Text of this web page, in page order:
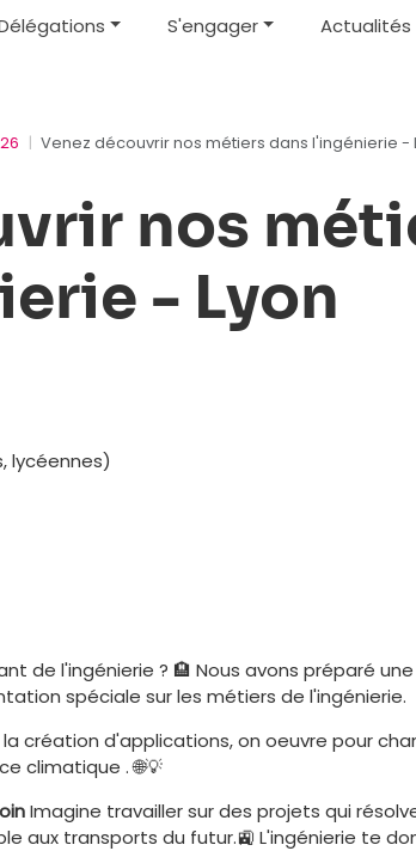
S'engager Actualités
Venez découvrir nos métiers dans l'ingénierie -
nos
- Lyon
lycéennes)
de l'ingénierie ? 🏨 Nous avons préparé
spéciale sur les métiers de l'ingénierie.
création d'applications, on oeuvre pour
climatique . 🌐💡
Imagine travailler sur des projets qui
aux transports du futur.🚉 L'ingénierie te